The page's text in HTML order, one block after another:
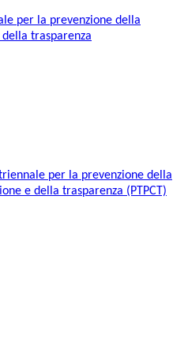
per la prevenzione della
trasparenza
per la prevenzione della
e della trasparenza (PTPCT)